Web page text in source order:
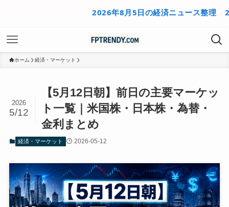
2026年8月5日の経済ニュース整理 2026
ホーム 経済・マーケット
【5月12日朝】前日の主要マーケッ
ト一覧｜米国株・日本株・為替・
金利まとめ
2026
5/12
経済・マーケット 2026-05-12